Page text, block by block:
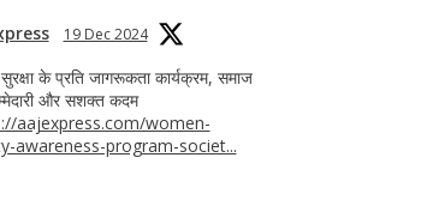
19 Dec 2024
सुरक्षा के प्रति जागरूकता कार्यक्रम, समाज
और सशक्त कदम
aajexpress.com/women-
awareness-program-societ...